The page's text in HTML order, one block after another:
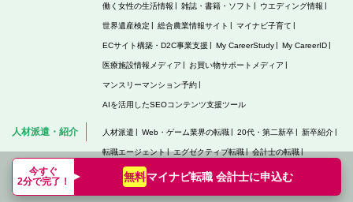
今すぐ
2分で完了！
無料マイナビ転職 会計士に申込む
働く女性の生活情報 雑誌・書籍・ソフト ウエディング情報
世界遺産検定 総合農業情報サイト マイナビ子育て
ECサイト構築・D2C事業支援 My CareerStudy My CareerID
医療施設情報メディア お買い物サポートメディア
マンスリーマンション予約
AIを活用したSEOコンテンツ支援ツール
人材派遣・紹介 人材派遣 Web・ゲーム業界の転職 20代・第二新卒 新卒紹介
転職エージェント エグゼクティブ転職 会計士の転職
税理士の求人・転職 顧問紹介 薬剤師の転職 看護師の求人